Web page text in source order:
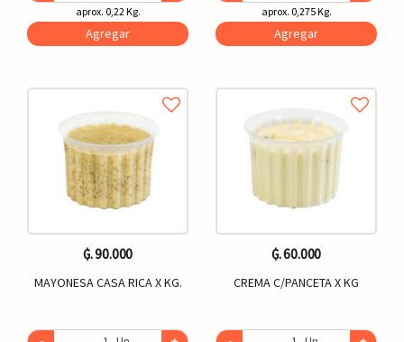
aprox. 0,22 Kg.
Agregar
₲. 90.000
MAYONESA CASA RICA X KG.
aprox. 0,275 Kg.
Agregar
₲. 60.000
CREMA C/PANCETA X KG